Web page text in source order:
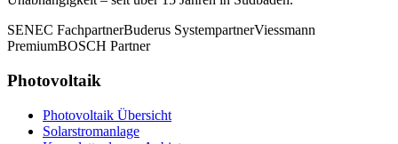
SENEC FachpartnerBuderus SystempartnerViessmann
PremiumBOSCH Partner
Photovoltaik
Photovoltaik Übersicht
Solarstromanlage